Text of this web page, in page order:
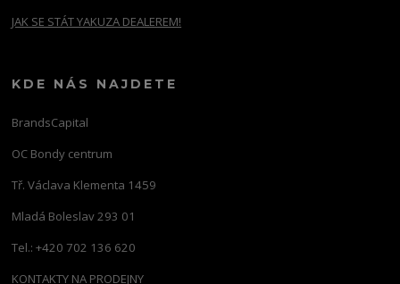
JAK SE STÁT YAKUZA DEALEREM!
KDE NÁS NAJDETE
BrandsCapital
OC Bondy centrum
Tř. Václava Klementa 1459
Mladá Boleslav 293 01
Tel.: +420 702 136 620
KONTAKTY NA PRODEJNY